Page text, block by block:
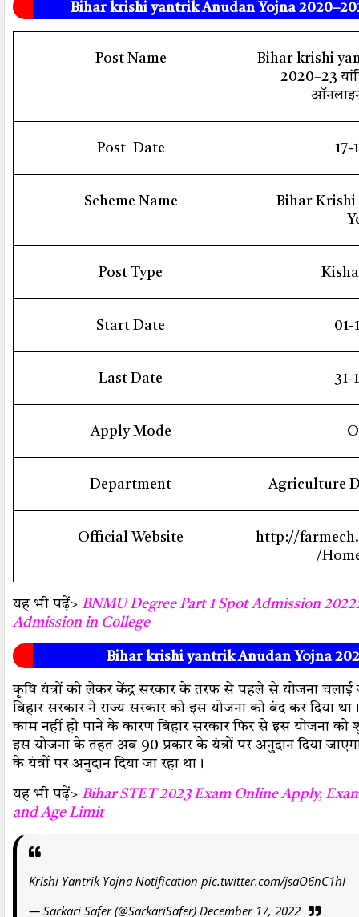
Bihar krishi yantrik Anudan Yojna
Post Name
Bihar krishi
2020–23
Post Date 17-
Scheme Name
Bihar Krishi
Post Type
Start Date 01-
Last Date 31-
Apply Mode
Department Agriculture
Official Website
http://
/
यह भी पढ़ें> BNMU Degree Part 1 Spot Admission
Admission in College
Bihar krishi yantrik Anudan Yojna
कृषि यंत्रों को लेकर केंद्र सरकार के तरफ से पहले से योजना
बिहार सरकार ने राज्य सरकार को इस योजना को बंद कर दिया
काम नहीं हो पाने के कारण बिहार सरकार फिर से इस योजना
इस योजना के तहत अब 90 प्रकार के यंत्रों पर अनुदान दिया
के यंत्रों पर अनुदान दिया जा रहा था।
यह भी पढ़ें> Bihar STET 2023 Exam Online Apply,
and Age Limit
Krishi Yantrik Yojna Notification pic.twitter.com/jsaO6nC1hI
— Sarkari Safer (@SarkariSafer) December 17, 2022